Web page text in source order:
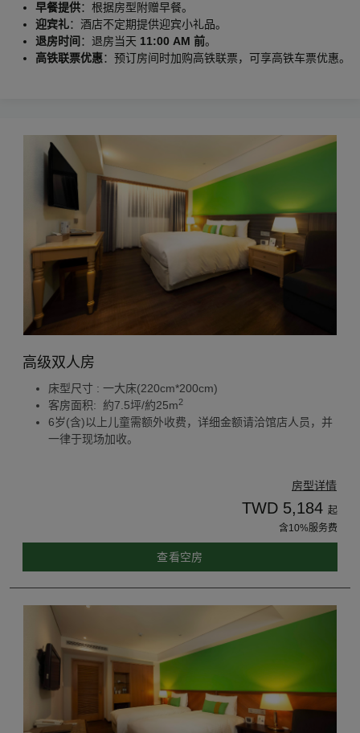
早餐提供：根据房型附赠早餐。
迎宾礼：酒店不定期提供迎宾小礼品。
退房时间 ：退房当天 11:00 AM 前。
高铁联票优惠：预订房间时加购高铁联票，可享高铁车票优惠。
高级双人房
床型尺寸 : 一大床(220cm*200cm)
客房面积: 約7.5坪/約25m2
6岁(含)以上儿童需额外收费，详细金额请洽馆店人员，并
一律于现场加收。
房型详情
TWD 5,184 起
含10%服务费
查看空房